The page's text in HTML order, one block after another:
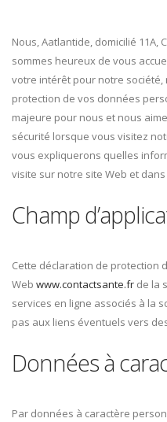
Nous, Aatlantide, domicilié 11A,
sommes heureux de vous
votre intérêt pour notre société,
protection de vos données
majeure pour nous et nous
sécurité lorsque vous visitez
vous expliquerons quelles
visite sur notre site Web et
Champ
Cette déclaration de protection
Web www.contactsante.fr de la
services en ligne associés à la
pas aux liens éventuels vers
Données à
Par données à caractère